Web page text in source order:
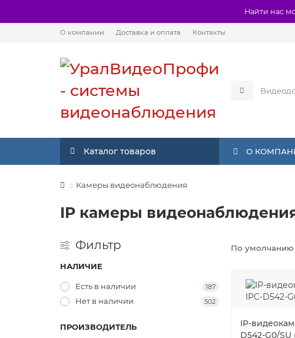
Найти нас
О компании Доставка и оплата Контакты
Каталог товаров О
Камеры видеонаблюдения
IP камеры
Фильтр
НАЛИЧИЕ
Есть в наличии 187
Нет в наличии 502
ПРОИЗВОДИТЕЛЬ
По умолчанию
IP-
D542-G0/